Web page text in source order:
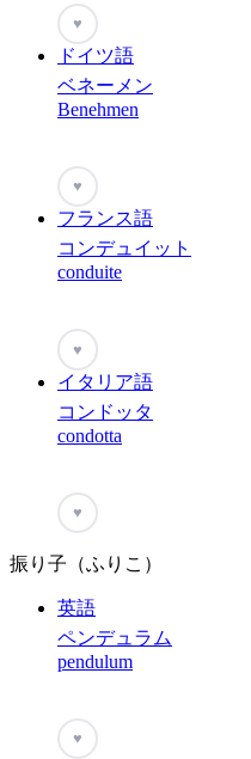
♥
ドイツ語
ベネーメン
Benehmen
♥
フランス語
コンデュイット
conduite
♥
イタリア語
コンドッタ
condotta
♥
振り子（ふりこ）
英語
ペンデュラム
pendulum
♥